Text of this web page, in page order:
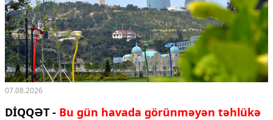
07.08.2026
DİQQƏT - Bu gün havada görünməyən təhlükə